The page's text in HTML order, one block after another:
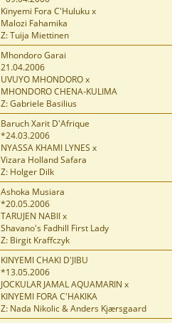
Kinyemi Fora C'Huluku x
Malozi Fahamika
Z: Tuija Miettinen
Mhondoro Garai
21.04.2006
UVUYO MHONDORO x
MHONDORO CHENA-KULIMA
Z: Gabriele Basilius
Baruch Xarit D'Afrique
*24.03.2006
NYASSA KHAMI LYNES x
Vizara Holland Safara
Z: Holger Dilk
Ashoka Musiara
*20.05.2006
TARUJEN NABII x
Shavano's Fadhill First Lady
Z: Birgit Kraffczyk
KINYEMI CHAKI D'JIBU
*13.05.2006
JOCKULAR JAMAL AQUAMARIN x
KINYEMI FORA C'HAKIKA
Z: Nada Nikolic & Anders Kjærsgaard